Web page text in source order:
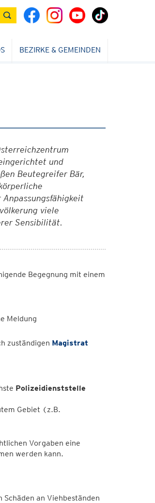
BEZIRKE & GEMEINDEN
und
Beutegreifer Bär,
viele
Sensibilität.
Begegnung mit einem
Meldung
zuständigen Magistrat
Polizeidienststelle
Gebiet (z.B.
Vorgaben eine
werden kann.
an Viehbeständen